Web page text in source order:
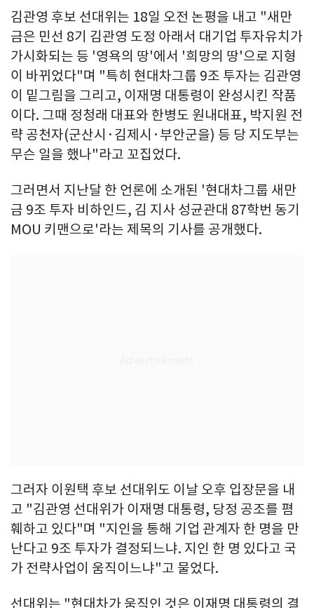
김관영 후보 선대위는 18일 오전 논평을 내고 "새만
금은 민선 8기 김관영 도정 아래서 대기업 투자유치가
가시화되는 등 '영욕의 땅'에서 '희망의 땅'으로 지형
이 바뀌었다"며 "특히 현대차그룹 9조 투자는 김관영
이 밑그림을 그리고, 이재명 대통령이 완성시킨 작품
이다. 그때 정청래 대표와 한병도 원내대표, 박지원 전
략 공천자(군산시·김제시·부안군을) 등 당 지도부는
무슨 일을 했나"라고 꼬집었다.
그러면서 지난달 한 언론에 소개된 '현대차그룹 새만
금 9조 투자 비하인드, 김 지사 성균관대 87학번 동기
MOU 키맨으로'라는 제목의 기사를 공개했다.
그러자 이원택 후보 선대위도 이날 오후 입장문을 내
고 "김관영 선대위가 이재명 대통령, 당정 공조를 폄
훼하고 있다"며 "지인을 통해 기업 관계자 한 명을 만
난다고 9조 투자가 결정되느냐. 지인 한 명 있다고 국
가 전략사업이 움직이느냐"고 물었다.
선대위는 "현대차가 움직인 것은 이재명 대통령의 결